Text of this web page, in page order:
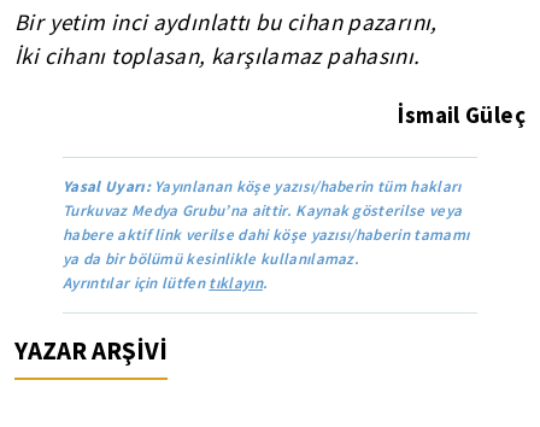
Bir yetim inci aydınlattı bu cihan pazarını,
İki cihanı toplasan, karşılamaz pahasını.
İsmail Güleç
Yasal Uyarı: Yayınlanan köşe yazısı/haberin tüm hakları
Turkuvaz Medya Grubu’na aittir. Kaynak gösterilse veya
habere aktif link verilse dahi köşe yazısı/haberin tamamı
ya da bir bölümü kesinlikle kullanılamaz.
Ayrıntılar için lütfentıklayın.
YAZAR ARŞİVİ